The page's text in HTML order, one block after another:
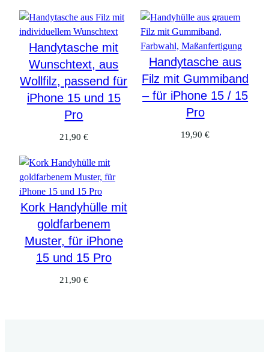
ü
r
n
n
e
1
5
Handytasche mit
Wunschtext, aus
Wollfilz, passend für
iPhone 15 und 15
Pro
21,90 €
Handytasche aus
Filz mit Gummiband
– für iPhone 15 / 15
Pro
19,90€
Kork Handyhülle mit
goldfarbenem
Muster, für iPhone
15 und 15 Pro
21,90 €